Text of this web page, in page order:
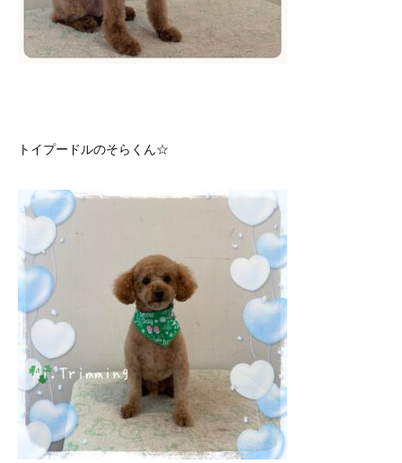
トイプードルのそらくん☆